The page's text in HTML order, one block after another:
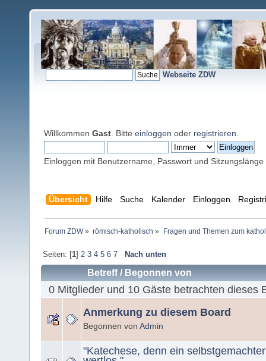
Webseite ZDW
Willkommen Gast . Bitte einloggen oder registrieren
Einloggen mit Benutzername, Passwort und Sitzungslänge
Übersicht Hilfe Suche Kalender Einloggen
Forum ZDW» römisch-katholisch » Fragen und Themen zum
Seiten: [1] 2 3 4 5 6 7 Nach unten
Betreff/ Begonnen von
0 Mitglieder und 10 Gäste betrachten dieses
Anmerkung zu diesem Board
Begonnen von Admin
"Katechese, denn ein